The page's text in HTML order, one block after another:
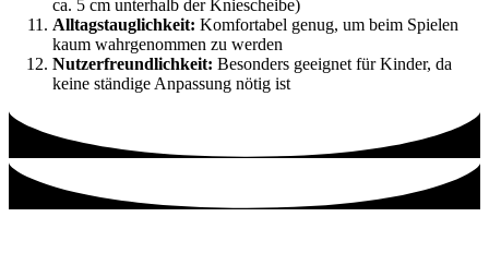
ca. 5 cm unterhalb der Kniescheibe)
Alltagstauglichkeit: Komfortabel genug, um beim Spielen
kaum wahrgenommen zu werden
Nutzerfreundlichkeit: Besonders geeignet für Kinder, da
keine ständige Anpassung nötig ist